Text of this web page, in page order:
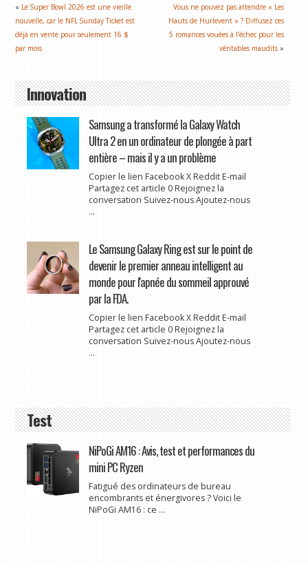
« Le Super Bowl 2026 est une vieille
nouvelle, car le NFL Sunday Ticket est
déjà en vente pour seulement 16 $
par mois
Vous ne pouvez pas attendre « Les
Hauts de Hurlevent » ? Diffusez ces
5 romances vouées à l’échec pour les
véritables maudits »
Innovation
Samsung a transformé la Galaxy Watch
Ultra 2 en un ordinateur de plongée à part
entière – mais il y a un problème
Copier le lien Facebook X Reddit E-mail
Partagez cet article 0 Rejoignez la
conversation Suivez-nous Ajoutez-nous
...
Le Samsung Galaxy Ring est sur le point de
devenir le premier anneau intelligent au
monde pour l'apnée du sommeil approuvé
par la FDA.
Copier le lien Facebook X Reddit E-mail
Partagez cet article 0 Rejoignez la
conversation Suivez-nous Ajoutez-nous
...
Test
NiPoGi AM16 : Avis, test et performances du
mini PC Ryzen
Fatigué des ordinateurs de bureau
encombrants et énergivores ? Voici le
NiPoGi AM16 : ce ...